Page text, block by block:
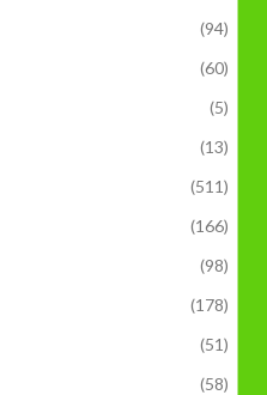
(94)
(60)
(5)
(13)
(511)
(166)
(98)
(178)
(51)
(58)